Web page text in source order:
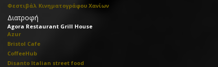
Φεστιβάλ Κινηματογράφου Χανίων
Διατροφή
Agora Restaurant Grill House
Azur
Bristol Cafe
CoffeeHub
Disanto Italian street food